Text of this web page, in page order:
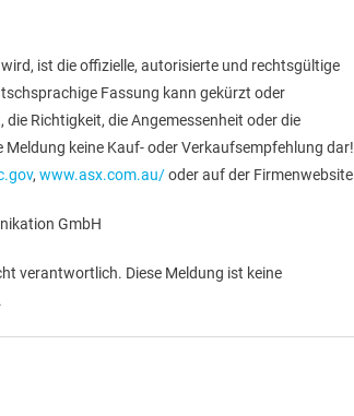
ist die offizielle, autorisierte und rechtsgültige
Fassung kann gekürzt oder
Richtigkeit, die Angemessenheit oder die
keine Kauf- oder Verkaufsempfehlung dar!
, www.asx.com.au/oder auf der
GmbH
verantwortlich. Diese Meldung ist keine